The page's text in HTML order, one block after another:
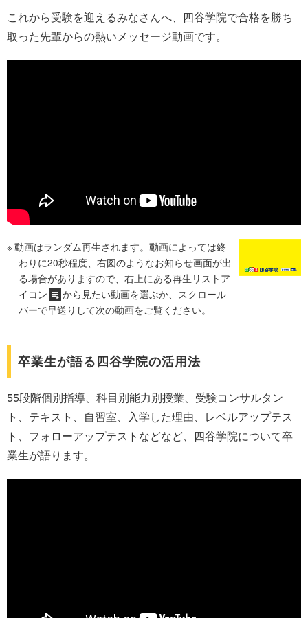
これから受験を迎えるみなさんへ、四谷学院で合格を勝ち
取った先輩からの熱いメッセージ動画です。
動画はランダム再生されます。動画によっては終
わりに20秒程度、右図のようなお知らせ画面が出
る場合がありますので、右上にある再生リストア
イコン
から見たい動画を選ぶか、スクロール
バーで早送りして次の動画をご覧ください。
卒業生が語る四谷学院の活用法
55段階個別指導、科目別能力別授業、受験コンサルタン
ト、テキスト、自習室、入学した理由、レベルアップテス
ト、フォローアップテストなどなど、四谷学院について卒
業生が語ります。